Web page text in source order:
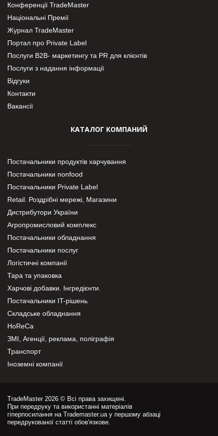
Конференції TradeMaster
Національні Премії
Журнал TradeMaster
Портал про Private Label
Послуги В2В- маркетингу та PR для клієнтів
Послуги з надання інформації
Відгуки
Контакти
Вакансії
КАТАЛОГ КОМПАНИЙ
Постачальники продуктів харчування
Постачальники nonfood
Постачальники Private Label
Retail. Роздрібні мережі, Магазини
Дистрибутори України
Агропромисловий комплекс
Постачальники обладнання
Постачальники послуг
Логістичні компанії
Тара та упаковка
Харчові добавки. Інгредієнти.
Постачальники IT-рішень
Складське обладнання
HoReCa
ЗМІ, Агенції, реклама, поліграфія
Транспорт
Іноземні компанії
TradeMaster 2026 © Всі права захищені.
При передруку та використанні матеріалів
гіперпосилання на Trademaster.ua у першому абзаці
передрукованої статті обов'язкове.